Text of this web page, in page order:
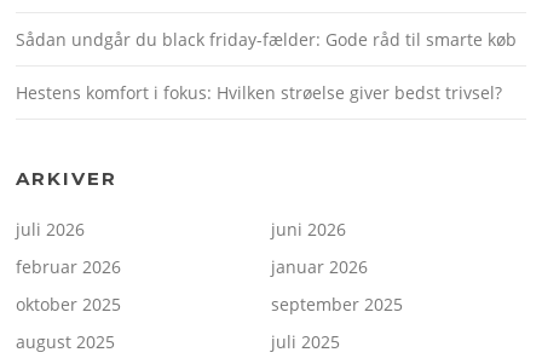
Sådan undgår du black friday-fælder: Gode råd til smarte køb
Hestens komfort i fokus: Hvilken strøelse giver bedst trivsel?
ARKIVER
juli 2026
juni 2026
februar 2026
januar 2026
oktober 2025
september 2025
august 2025
juli 2025